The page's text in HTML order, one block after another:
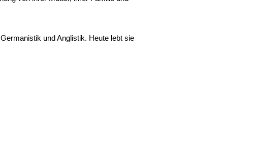
und Anglistik. Heute lebt sie